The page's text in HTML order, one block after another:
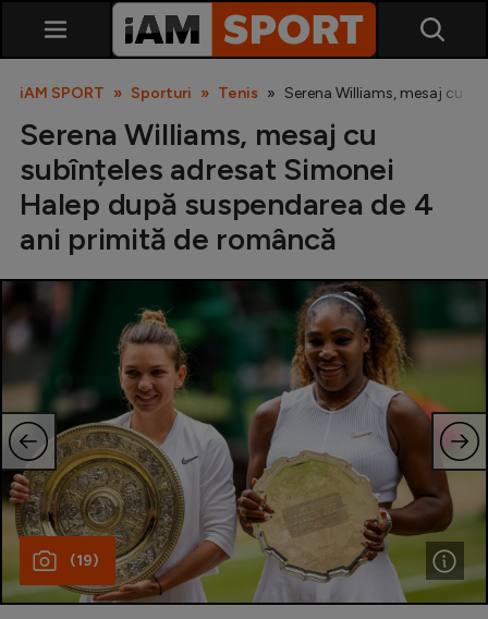
SuperLiga
Liga 2
Cupa României
Echipa Națională
U21
Fotbal feminin
Special
Diverse
Inedit
iAM SPORT Sporturi Tenis Serena Williams, mesaj cu
Serena Williams, mesaj cu
subînțeles adresat Simonei
Halep după suspendarea de 4
ani primită de româncă
(19)